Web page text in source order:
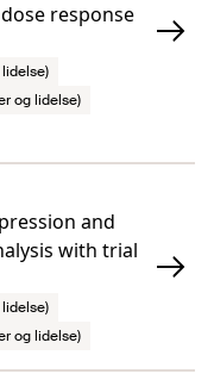
response
og lidelse)
and
with trial
og lidelse)